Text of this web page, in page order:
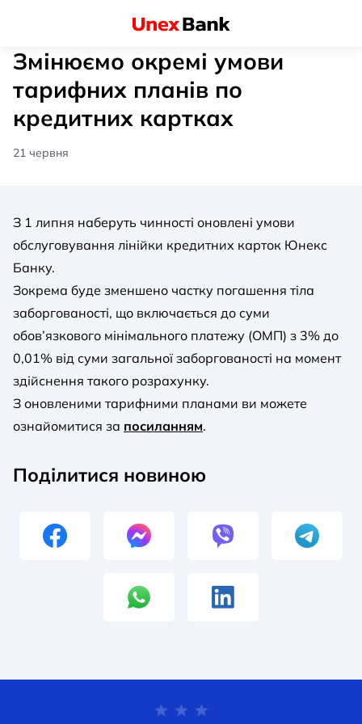
Змінюємо окремі умови
тарифних планів по
кредитних картках
21 червня
З 1 липня наберуть чинності оновлені умови
обслуговування лінійки кредитних карток Юнекс
Банку.
Зокрема буде зменшено частку погашення тіла
заборгованості, що включається до суми
обов’язкового мінімального платежу (ОМП) з 3% до
0,01% від суми загальної заборгованості на момент
здійснення такого розрахунку.
З оновленими тарифними планами ви можете
ознайомитися за посиланням.
Поділитися новиною